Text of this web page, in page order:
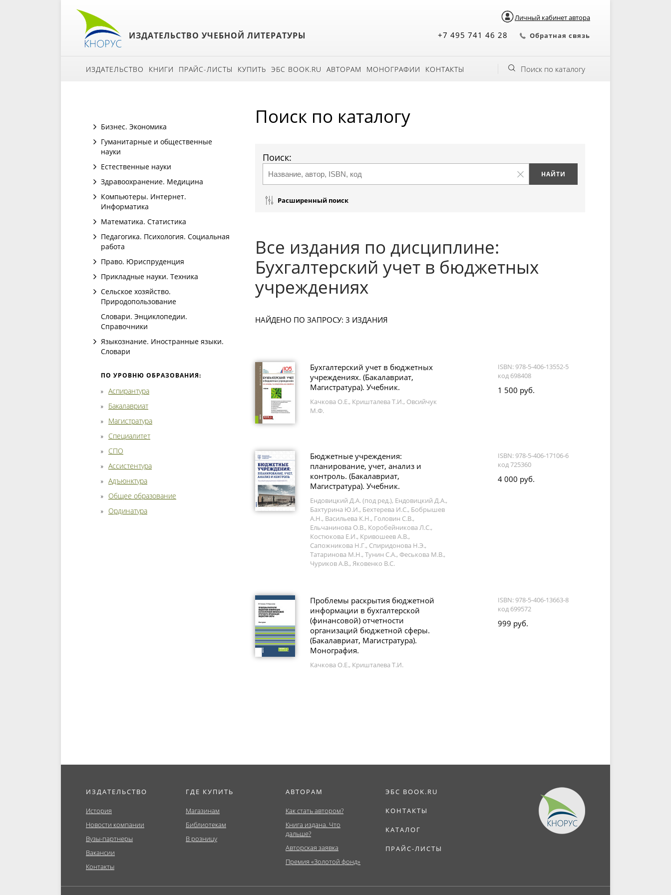
Личный кабинет автора
ИЗДАТЕЛЬСТВО УЧЕБНОЙ ЛИТЕРАТУРЫ +7 495 741 46 28 Обратная связь
ИЗДАТЕЛЬСТВО КНИГИ ПРАЙС-ЛИСТЫ КУПИТЬ ЭБС BOOK.RU АВТОРАМ МОНОГРАФИИ КОНТАКТЫ Поиск по каталогу
Бизнес. Экономика
Гуманитарные и общественные
науки
Естественные науки
Здравоохранение. Медицина
Компьютеры. Интернет.
Информатика
Математика. Статистика
Педагогика. Психология. Социальная
работа
Право. Юриспруденция
Прикладные науки. Техника
Сельское хозяйство.
Природопользование
Словари. Энциклопедии.
Справочники
Языкознание. Иностранные языки.
Словари
ПО УРОВНЮ ОБРАЗОВАНИЯ:
Аспирантура
Бакалавриат
Магистратура
Специалитет
СПО
Ассистентура
Адъюнктура
Общее образование
Ординатура
Поиск по каталогу
Поиск:
Расширенный поиск
Все издания по дисциплине:
Бухгалтерский учет в бюджетных
учреждениях
НАЙДЕНО ПО ЗАПРОСУ: 3 ИЗДАНИЯ
Бухгалтерский учет в бюджетных
учреждениях. (Бакалавриат,
Магистратура). Учебник.
Качкова О.Е., Кришталева Т.И., Овсийчук
М.Ф.
ISBN: 978-5-406-13552-5
код 698408
1 500 руб.
Бюджетные учреждения:
планирование, учет, анализ и
контроль. (Бакалавриат,
Магистратура). Учебник.
Ендовицкий Д.А. (под ред.), Ендовицкий Д.А.,
Бахтурина Ю.И., Бехтерева И.С., Бобрышев
А.Н., Васильева К.Н., Головин С.В.,
Ельчанинова О.В., Коробейникова Л.С.,
Костюкова Е.И., Кривошеев А.В.,
Сапожникова Н.Г., Спиридонова Н.Э.,
Татаринова М.Н., Тунин С.А., Феськова М.В.,
Чуриков А.В., Яковенко В.С.
ISBN: 978-5-406-17106-6
код 725360
4 000 руб.
Проблемы раскрытия бюджетной
информации в бухгалтерской
(финансовой) отчетности
организаций бюджетной сферы.
(Бакалавриат, Магистратура).
Монография.
Качкова О.Е., Кришталева Т.И.
ISBN: 978-5-406-13663-8
код 699572
999 руб.
ИЗДАТЕЛЬСТВО
История
Новости компании
Вузы-партнеры
Вакансии
Контакты
ГДЕ КУПИТЬ
Магазинам
Библиотекам
В розницу
АВТОРАМ
Как стать автором?
Книга издана. Что
дальше?
Авторская заявка
Премия «Золотой фонд»
ЭБС BOOK.RU
КОНТАКТЫ
КАТАЛОГ
ПРАЙС-ЛИСТЫ